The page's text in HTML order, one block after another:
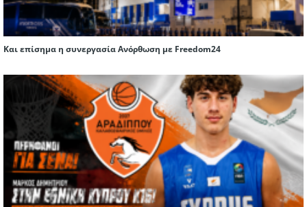
Και επίσημα η συνεργασία Ανόρθωση με Freedom24